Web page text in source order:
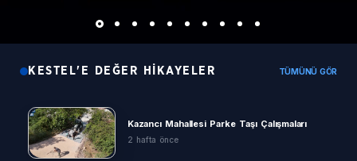
KESTEL'E DEĞER HIKAYELER TÜMÜNÜ GÖR
Kazancı Mahallesi Parke Taşı Çalışmaları
2 hafta önce